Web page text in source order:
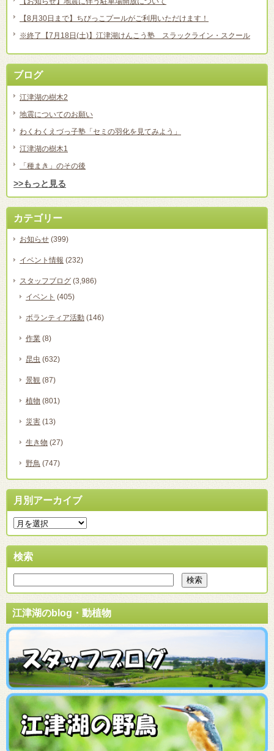
【8月30日まで】ちびっこプールがご利用いただけます！
※終了【7月18日(土)】江津湖けんこう塾 スラックライン・スクール
ブログ
江津湖の樹木2
地震についてのお願い
わくわくえづっ子塾「セミの羽化を見てみよう」
江津湖の樹木1
「種まき」のその後
>>もっと見る
カテゴリー
お知らせ (399)
イベント情報 (232)
スタッフブログ (3,986)
イベント (405)
ボランティア活動 (146)
作業 (8)
昆虫 (632)
景観 (87)
植物 (801)
災害 (13)
生き物 (27)
野鳥 (747)
月別アーカイブ
検索
江津湖のblog・動植物